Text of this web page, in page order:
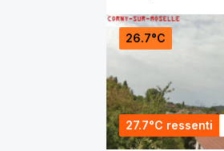
26.7°C
27.7°C ressenti